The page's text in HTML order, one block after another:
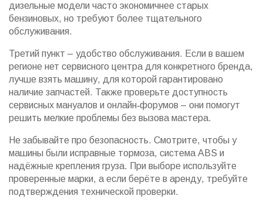
дизельные модели часто экономичнее старых
бензиновых, но требуют более тщательного
обслуживания.
Третий пункт – удобство обслуживания. Если в вашем
регионе нет сервисного центра для конкретного бренда,
лучше взять машину, для которой гарантировано
наличие запчастей. Также проверьте доступность
сервисных мануалов и онлайн‑форумов – они помогут
решить мелкие проблемы без вызова мастера.
Не забывайте про безопасность. Смотрите, чтобы у
машины были исправные тормоза, система ABS и
надёжные крепления груза. При выборе используйте
проверенные марки, а если берёте в аренду, требуйте
подтверждения технической проверки.